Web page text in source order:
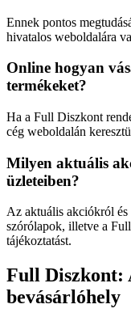
Ennek pontos
hivatalos weboldalára
Online hogyan
termékeket?
Ha a Full Diszkont
cég weboldalán
Milyen aktuális
üzleteiben?
Az aktuális akciókról és
szórólapok, illetve a
tájékoztatást.
Full Diszkont:
bevásárlóhely